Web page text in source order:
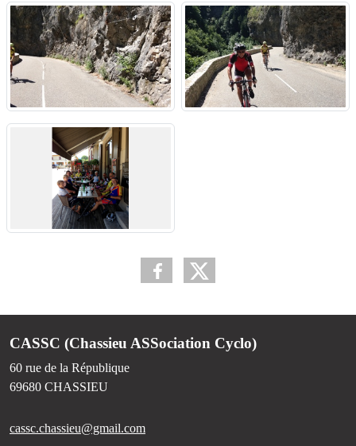
CASSC (Chassieu ASSociation Cyclo)
60 rue de la République
69680 CHASSIEU
cassc.chassieu@gmail.com